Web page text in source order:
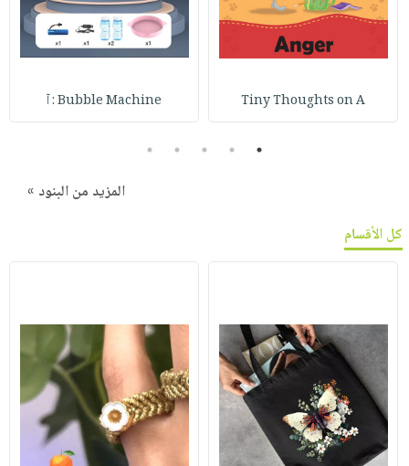
Tiny Thoughts on A Bubble Machine : آ
1
2
3
4
5
المزيد من البنود »
كل الأقسام